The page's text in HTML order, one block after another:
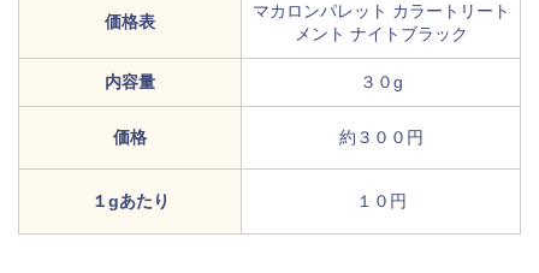
価格表
マカロンパレット カラートリート
メント ナイトブラック
内容量 ３０g
価格 約３００円
１gあたり １０円